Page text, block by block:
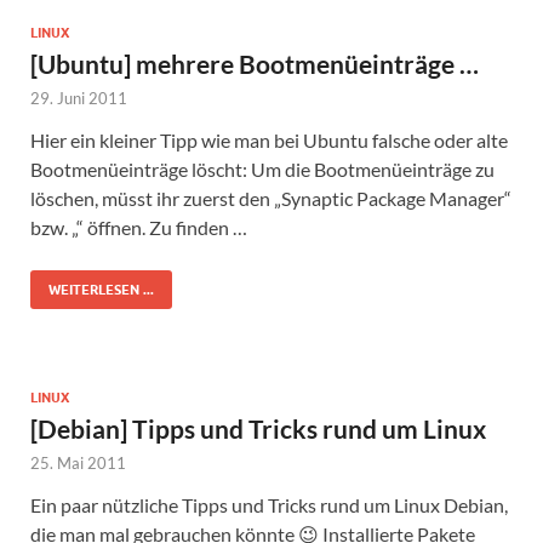
LINUX
[Ubuntu] mehrere Bootmenüeinträge …
29. Juni 2011
Hier ein kleiner Tipp wie man bei Ubuntu falsche oder alte
Bootmenüeinträge löscht: Um die Bootmenüeinträge zu
löschen, müsst ihr zuerst den „Synaptic Package Manager“
bzw. „“ öffnen. Zu finden …
WEITERLESEN ...
LINUX
[Debian] Tipps und Tricks rund um Linux
25. Mai 2011
Ein paar nützliche Tipps und Tricks rund um Linux Debian,
die man mal gebrauchen könnte 😉 Installierte Pakete